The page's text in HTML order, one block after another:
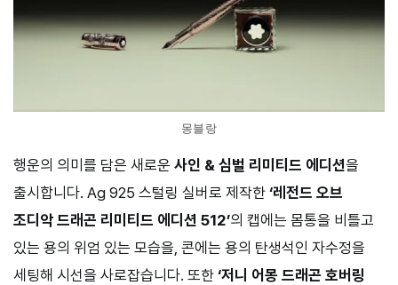
몽블랑
행운의 의미를 담은 새로운 사인 & 심벌 리미티드 에디션을
출시합니다. Ag 925 스털링 실버로 제작한 ‘레전드 오브
조디악 드래곤 리미티드 에디션 512’의 캡에는 몸통을 비틀고
있는 용의 위엄 있는 모습을, 콘에는 용의 탄생석인 자수정을
세팅해 시선을 사로잡습니다. 또한 ‘저니 어몽 드래곤 호버링